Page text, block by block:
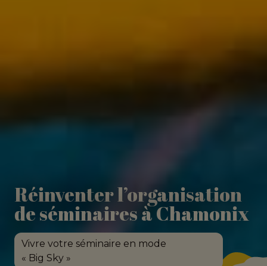
Réinventer l’organisation
de séminaires à Chamonix
Vivre votre séminaire en mode
« Big Sky »